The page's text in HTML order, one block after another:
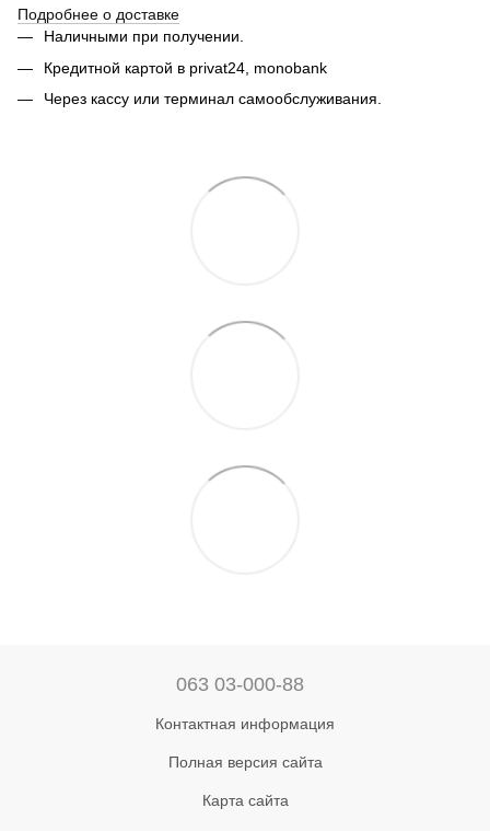
Подробнее о доставке
Наличными при получении.
Кредитной картой в privat24, monobank
Через кассу или терминал самообслуживания.
063 03-000-88
Контактная информация
Полная версия сайта
Карта сайта